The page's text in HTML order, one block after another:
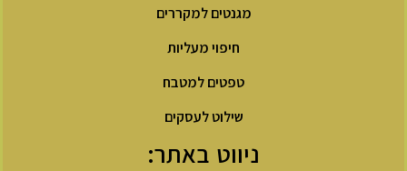
מגנטים למקררים
חיפוי מעליות
טפטים למטבח
שילוט לעסקים
ניווט באתר: